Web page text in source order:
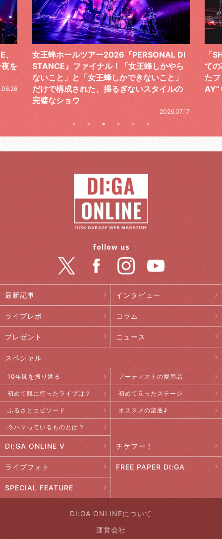
ら
の
「SHISHAMOでした!!!」ロックバンドとし
ての芯を貫き通し、笑顔と感謝で泳ぎ切っ
たファイナルライブ、DAY2“GOODBYE D
AY”をレポート
気
レ
最新記事 インタビュー
ライブレポ コラム
プレゼント ニュース
スペシャル
10年間を振り返る アーティストの愛用品
初めて観に行ったライブは？ 初めて立ったステージ
ふるさとエピソード オススメの楽曲♪
今ハマっているものとは？
DI:GA ONLINE V チケフー！
ライブフォト FREE PAPER DI:GA
SPECIAL FEATURE
follow us
DI:GA ONLINEについて
運営会社